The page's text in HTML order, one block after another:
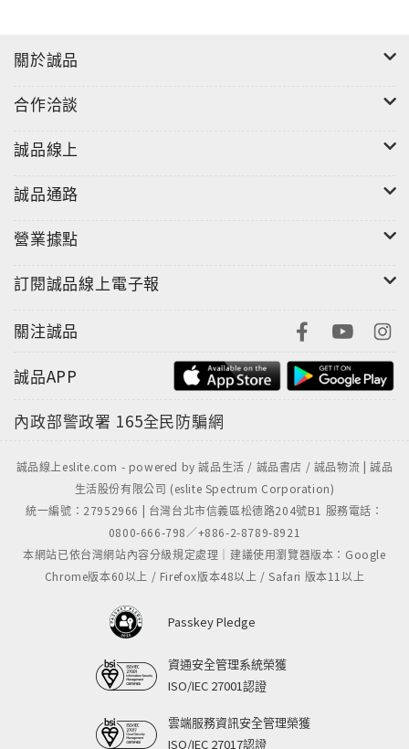
關於誠品
合作洽談
誠品線上
誠品通路
營業據點
訂閱誠品線上電子報
關注誠品
誠品APP
內政部警政署 165全民防騙網
誠品線上eslite.com - powered by 誠品生活 / 誠品書店 / 誠品物流 | 誠品
生活股份有限公司 (eslite Spectrum Corporation)
統一編號：27952966 | 台灣台北市信義區松德路204號B1 服務電話：
0800-666-798／+886-2-8789-8921
本網站已依台灣網站內容分級規定處理｜建議使用瀏覽器版本：Google
Chrome版本60以上 / Firefox版本48以上 / Safari 版本11以上
Passkey Pledge
資通安全管理系統榮獲
ISO/IEC 27001認證
雲端服務資訊安全管理榮獲
ISO/IEC 27017認證